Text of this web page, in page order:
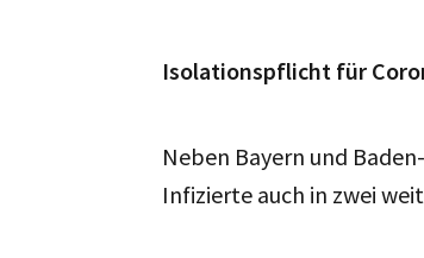
Isolationspflicht für
Neben Bayern und
Infizierte auch in zwei